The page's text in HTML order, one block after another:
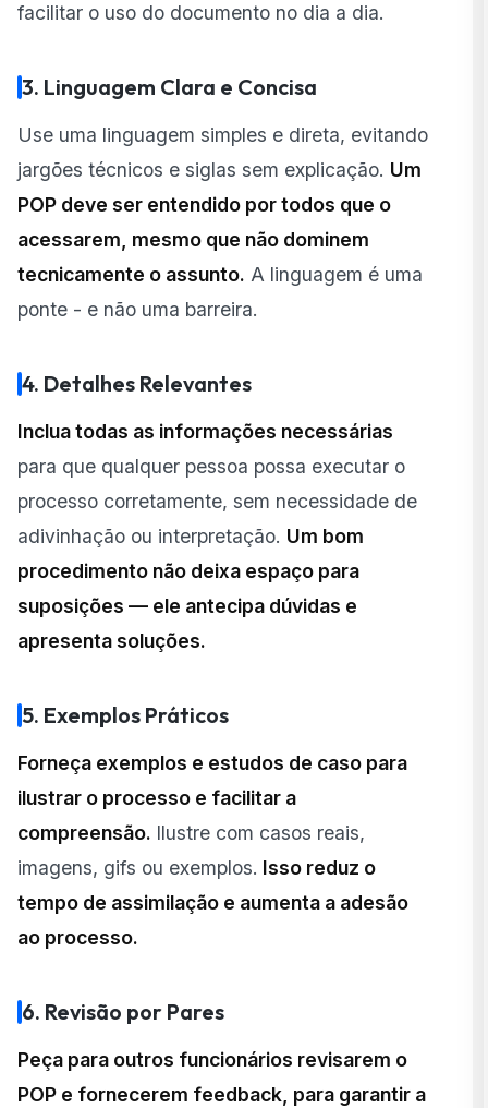
facilitar o uso do documento no dia a dia.
3. Linguagem Clara e Concisa
Use uma linguagem simples e direta, evitando
jargões técnicos e siglas sem explicação. Um
POP deve ser entendido por todos que o
acessarem, mesmo que não dominem
tecnicamente o assunto. A linguagem é uma
ponte - e não uma barreira.
4. Detalhes Relevantes
Inclua todas as informações necessárias
para que qualquer pessoa possa executar o
processo corretamente, sem necessidade de
adivinhação ou interpretação. Um bom
procedimento não deixa espaço para
suposições — ele antecipa dúvidas e
apresenta soluções.
5. Exemplos Práticos
Forneça exemplos e estudos de caso para
ilustrar o processo e facilitar a
compreensão. Ilustre com casos reais,
imagens, gifs ou exemplos. Isso reduz o
tempo de assimilação e aumenta a adesão
ao processo.
6. Revisão por Pares
Peça para outros funcionários revisarem o
POP e fornecerem feedback, para garantir a